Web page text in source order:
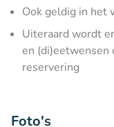
Ook geldig in het
Uiteraard wordt
en (di)eetwensen
reservering
Foto's